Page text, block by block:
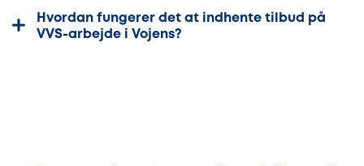
Hvordan fungerer det at indhente tilbud på
VVS-arbejde i Vojens?